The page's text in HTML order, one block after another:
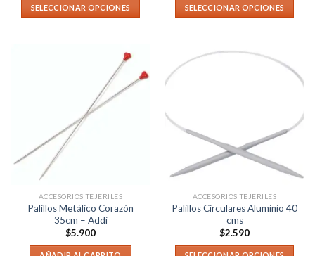
SELECCIONAR OPCIONES SELECCIONAR OPCIONES
ACCESORIOS TEJERILES
Palillos Metálico Corazón
35cm – Addi
$5.900
ACCESORIOS TEJERILES
Palillos Circulares Aluminio 40
cms
$2.590